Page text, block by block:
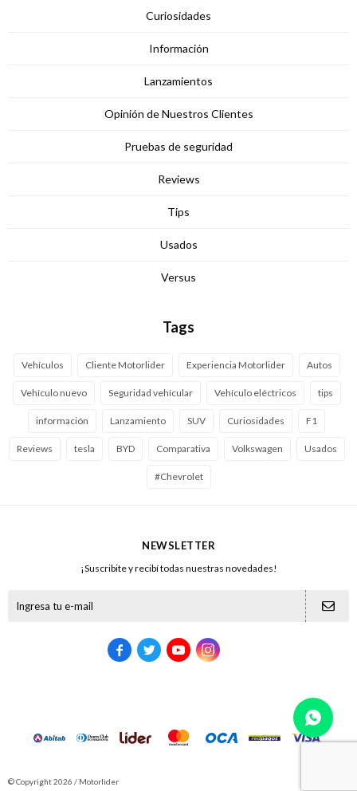
Curiosidades
Información
Lanzamientos
Opinión de Nuestros Clientes
Pruebas de seguridad
Reviews
Tips
Usados
Versus
Tags
Vehículos Cliente Motorlider Experiencia Motorlider Autos
Vehículo nuevo Seguridad vehícular Vehículo eléctricos tips
información Lanzamiento SUV Curiosidades F1
Reviews tesla BYD Comparativa Volkswagen Usados
#Chevrolet
NEWSLETTER
¡Suscribite y recibí todas nuestras novedades!
   
© Copyright 2026 / Motorlider